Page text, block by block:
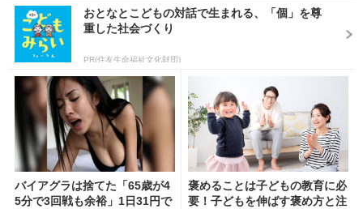
おとなとこどもの対話で生まれる、「個」を尊
重した社会づくり
PR(住友生命福祉文化財団)
バイアグラは捨てた「65歳が4
5分で3回戦も余裕」1日31円で
褒めることは子どもの教育に必
要！子どもを伸ばす褒め方と注